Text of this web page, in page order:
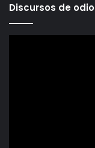
Discursos de